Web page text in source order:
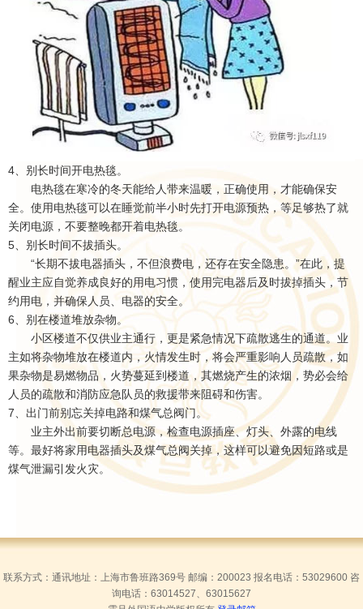
4、别长时间开电热毯。
电热毯在寒冷的冬天能给人带来温暖，正确使用，才能确保安
全。使用电热毯可以在睡觉前半小时先打开电源预热，等足够热了就
关闭电源，不要整晚都开着电热毯。
5、别长时间不拔插头。
“长期不拔电器插头，不但浪费电，还存在安全隐患。”在此，提
醒业主应自觉养成良好的用电习惯，使用完电器后及时拔掉插头，节
约用电，并确保人员、电器的安全。
6、别在楼道堆放杂物。
小区楼道不仅供业主通行，更是紧急情况下疏散逃生的通道。业
主如将杂物堆放在楼道内，火情发生时，将会严重影响人员疏散，如
果杂物是易燃物品，火势蔓延到楼道，其燃烧产生的浓烟，势必会给
人员的疏散和消防应急队员的救援带来阻碍和伤害。
7、出门前别忘关掉电路和煤气总阀门。
业主外出前要切断总电源，检查电源插座、灯头、外露的电线
等。最好将家用电器插头及煤气总阀关掉，这样可以避免因短路或是
煤气泄漏引发火灾。
联系方式：通讯地址：上海市鲁班路369号 邮编：200023 报名电话：53029600 咨
询电话：63014527、63015627